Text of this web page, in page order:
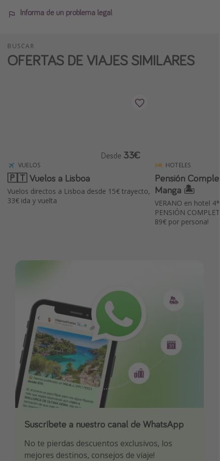
Informa de un problema legal
BUSCAR
OFERTAS DE VIAJES SIMILARES
VUELOS
🇵🇹 Vuelos a Lisboa
Vuelos directos a Lisboa desde 15€ trayecto,
33€ ida y vuelta
Desde 33€
HOTELES
Pensión
Manga 🏝️
VERANO en hotel
PENSIÓN
89€ por persona!
Suscríbete a nuestro canal de WhatsApp
No te pierdas descuentos exclusivos, los
mejores destinos, consejos de viaje!
Descarga nuestra app
Sé el primero en reservar nuestros chollazos
¡Suscríbete a nuestro canal de Telegram!
¡Recibe las mejores ofertas seleccionadas para
ti por nuestros expertos en viajes